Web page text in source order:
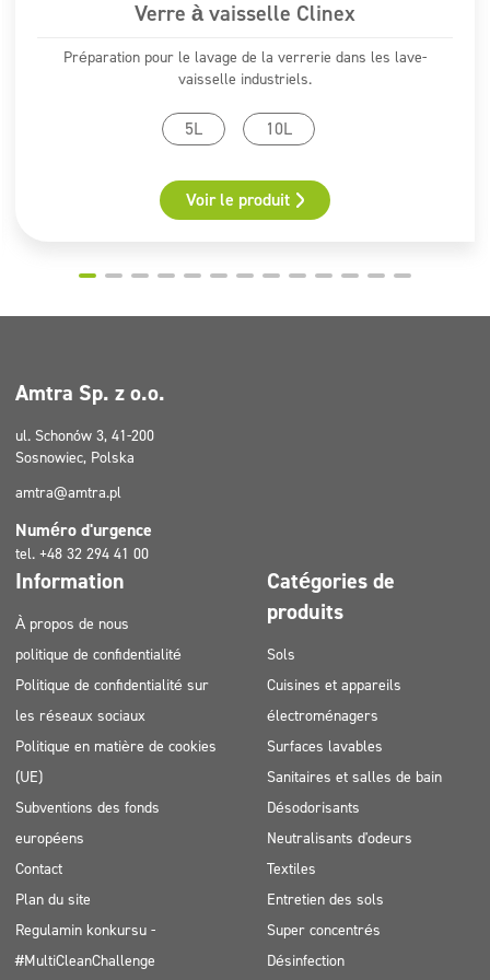
Verre à vaisselle Clinex
Préparation pour le lavage de la verrerie dans les lave-
vaisselle industriels.
5L 10L
Voir le produit
Amtra Sp. z o.o.
ul. Schonów 3, 41-200
Sosnowiec, Polska
amtra@amtra.pl
Numéro d'urgence
tel. +48 32 294 41 00
Information
À propos de nous
politique de confidentialité
Politique de confidentialité sur
les réseaux sociaux
Politique en matière de cookies
(UE)
Subventions des fonds
européens
Contact
Plan du site
Regulamin konkursu -
#MultiCleanChallenge
Catégories de
produits
Sols
Cuisines et appareils
électroménagers
Surfaces lavables
Sanitaires et salles de bain
Désodorisants
Neutralisants d'odeurs
Textiles
Entretien des sols
Super concentrés
Désinfection